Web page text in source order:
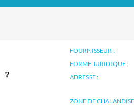
FOURNISSEUR :
FORME JURIDIQUE :
ADRESSE :
ZONE DE